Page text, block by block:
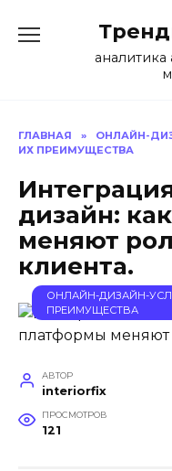
содержаниюаналитика
ГЛАВНАЯ »
ОНЛАЙН-
ИХ ПРЕИМУЩЕСТВА
дизайн:
меняют
клиента.
ОНЛАЙН-ДИЗАЙН-
ПРЕИМУЩЕСТВА
АВТОР
interiorfix
ПРОСМОТРОВ
121